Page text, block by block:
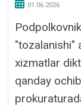
01.06.2026
"tozalanishi"
xizmatlar
qanday